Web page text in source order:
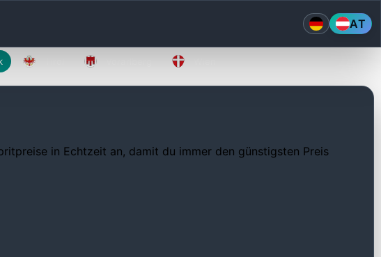
AT
in Echtzeit an, damit du immer den günstigsten Preis